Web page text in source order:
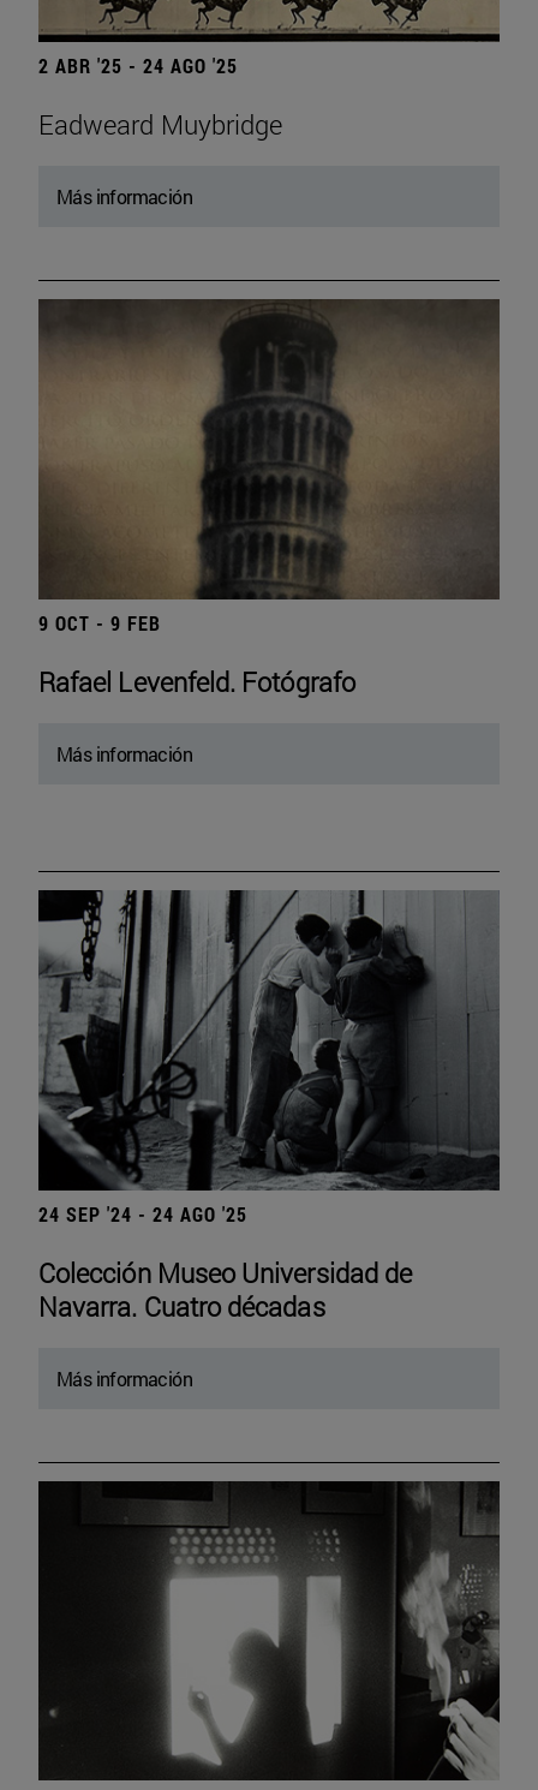
2 ABR '25 - 24 AGO '25
Eadweard Muybridge
Más información
9 OCT - 9 FEB
Rafael Levenfeld. Fotógrafo
Más información
24 SEP '24 - 24 AGO '25
Colección Museo Universidad de
Navarra. Cuatro décadas
Más información